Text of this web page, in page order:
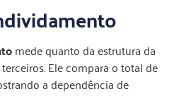
mede quanto da estrutura da
Ele compara o total de
a dependência de